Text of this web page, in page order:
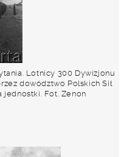
Lotnicy 300 Dywizjonu
dowództwo Polskich Sił
jednostki. Fot. Zenon